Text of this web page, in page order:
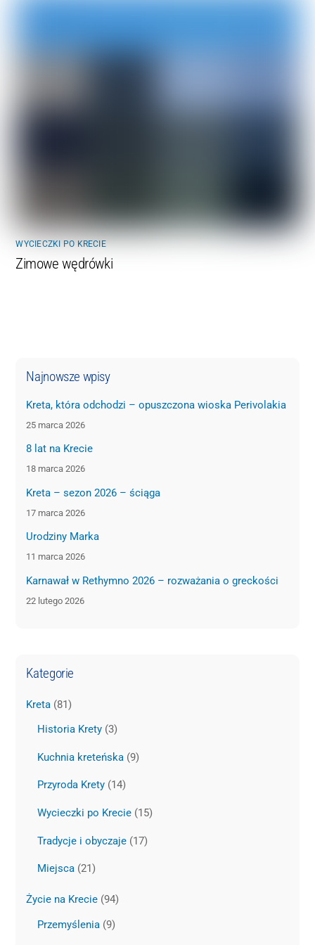
WYCIECZKI PO KRECIE
Zimowe wędrówki
Najnowsze wpisy
Kreta, która odchodzi – opuszczona wioska Perivolakia
25 marca 2026
8 lat na Krecie
18 marca 2026
Kreta – sezon 2026 – ściąga
17 marca 2026
Urodziny Marka
11 marca 2026
Karnawał w Rethymno 2026 – rozważania o greckości
22 lutego 2026
Kategorie
Kreta (81)
Historia Krety(3)
Kuchnia kreteńska (9)
Przyroda Krety(14)
Wycieczki po Krecie(15)
Tradycje i obyczaje(17)
Miejsca(21)
Życie na Krecie (94)
Przemyślenia (9)